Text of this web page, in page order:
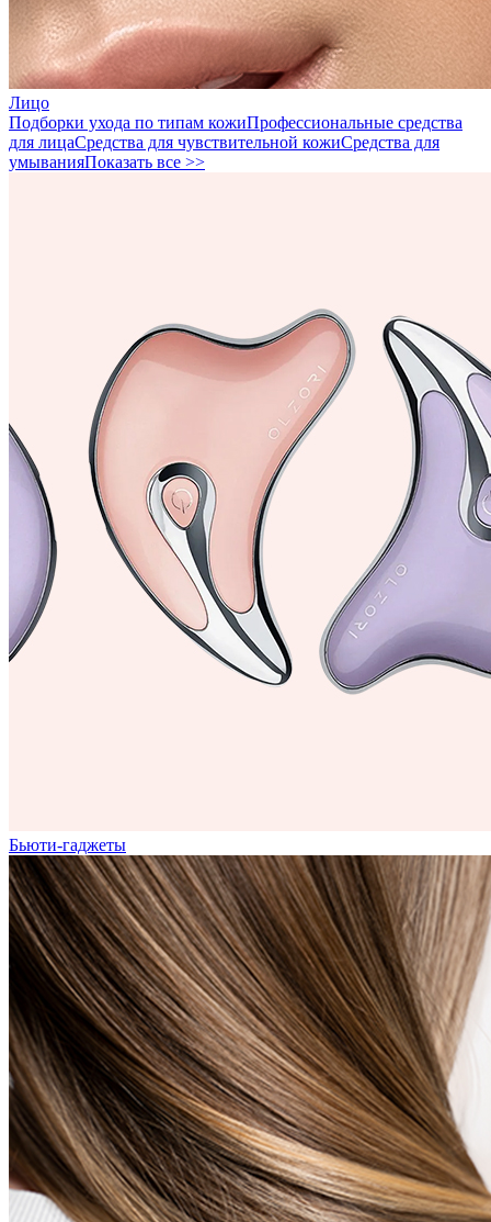
Лицо
Подборки ухода по типам кожиПрофессиональные средства
для лицаСредства для чувствительной кожиСредства для
умыванияПоказать все >>
Бьюти-гаджеты